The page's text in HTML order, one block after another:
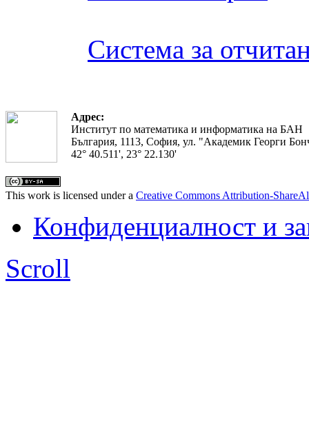
Система за
Адрес:
Институт по математика и информатика на БАН
България, 1113, София, ул. "Академик Георги
42° 40.511', 23° 22.130'
This work is licensed under a Creative Commons Attribution-
Конфиденциалност и
Scroll